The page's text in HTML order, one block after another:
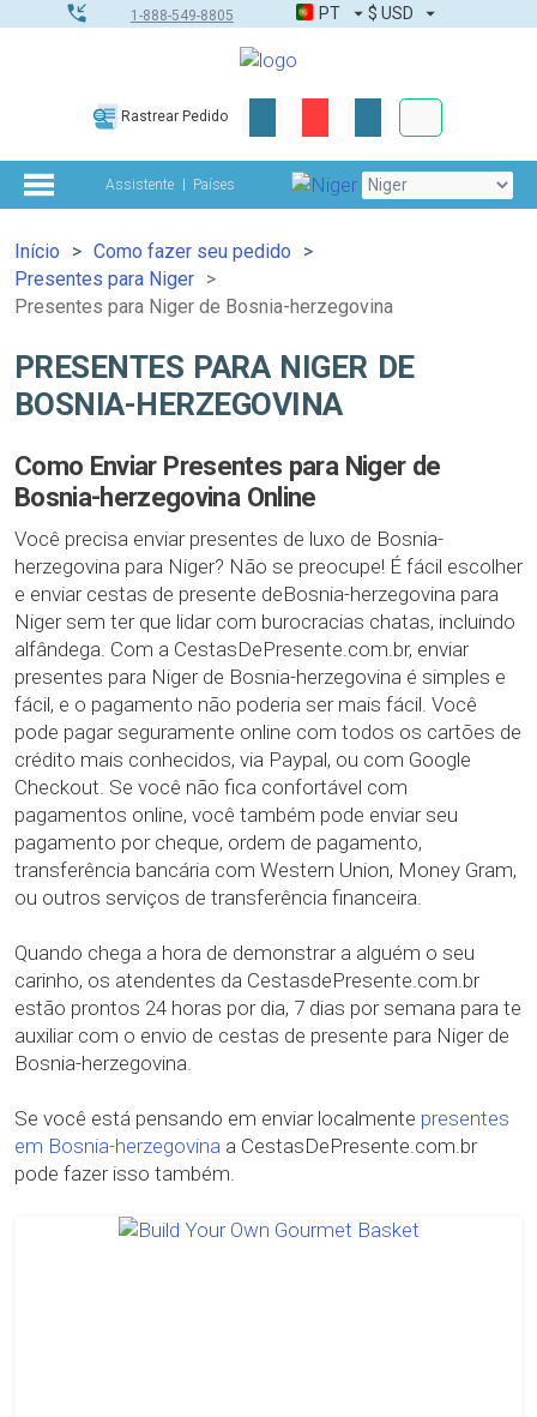
1-888-549-8805 PT $ USD
Rastrear Pedido
Assistente Países
Início
Como fazer seu pedido
Presentes para Niger
Presentes para Niger de Bosnia-herzegovina
PRESENTES PARA NIGER DE
BOSNIA-HERZEGOVINA
Como Enviar Presentes para Niger de
Bosnia-herzegovina Online
Você precisa enviar presentes de luxo de Bosnia-
herzegovina para Niger? Não se preocupe! É fácil escolher
e enviar cestas de presente deBosnia-herzegovina para
Niger sem ter que lidar com burocracias chatas, incluindo
alfândega. Com a CestasDePresente.com.br, enviar
presentes para Niger de Bosnia-herzegovina é simples e
fácil, e o pagamento não poderia ser mais fácil. Você
pode pagar seguramente online com todos os cartões de
crédito mais conhecidos, via Paypal, ou com Google
Checkout. Se você não fica confortável com
pagamentos online, você também pode enviar seu
pagamento por cheque, ordem de pagamento,
transferência bancária com Western Union, Money Gram,
ou outros serviços de transferência financeira.
Quando chega a hora de demonstrar a alguém o seu
carinho, os atendentes da CestasdePresente.com.br
estão prontos 24 horas por dia, 7 dias por semana para te
auxiliar com o envio de cestas de presente para Niger de
Bosnia-herzegovina.
Se você está pensando em enviar localmente presentes
em Bosnia-herzegovina a CestasDePresente.com.br
pode fazer isso também.